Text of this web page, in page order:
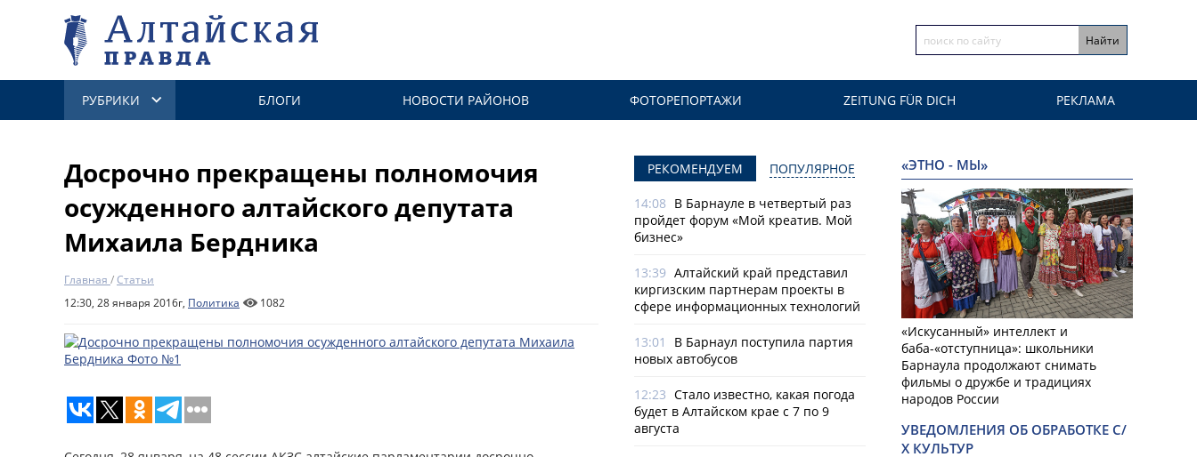
РУБРИКИ БЛОГИ НОВОСТИ РАЙОНОВ ФОТОРЕПОРТАЖИ ZEITUNG FÜR DICH РЕКЛАМА
Досрочно прекращены полномочия
осужденного алтайского депутата
Михаила Бердника
Главная /Статьи
12:30, 28 января 2016г, Политика 1082
РЕКОМЕНДУЕМ ПОПУЛЯРНОЕ
14:08 В Барнауле в четвертый раз
пройдет форум «Мой креатив. Мой
бизнес»
13:39 Алтайский край представил
киргизским партнерам проекты в
сфере информационных технологий
13:01
В Барнаул поступила партия
новых автобусов
12:23 Стало известно, какая погода
будет в Алтайском крае с 7 по 9
августа
«ЭТНО - МЫ»
«Искусанный» интеллект и
баба-«отступница»: школьники
Барнаула продолжают снимать
фильмы о дружбе и традициях
народов России
УВЕДОМЛЕНИЯ ОБ ОБРАБОТКЕ С/
Х КУЛЬТУР